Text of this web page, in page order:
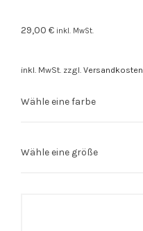
29,00 € inkl. MwSt.
inkl. MwSt. zzgl. Versandkosten